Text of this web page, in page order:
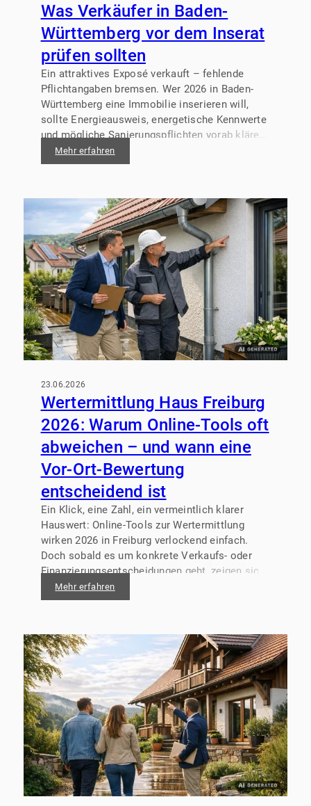
Was Verkäufer in Baden-
Württemberg vor dem Inserat
prüfen sollten
Ein attraktives Exposé verkauft – fehlende
Pflichtangaben bremsen. Wer 2026 in Baden-
Württemberg eine Immobilie inserieren will,
sollte Energieausweis, energetische Kennwerte
und mögliche Sanierungspflichten vorab klären.
So vermeiden Sie Rückfragen, Zeitverlust und
unnötige Preisverhandlungen und schaffen von
Kapitalanlegern und Investoren.
Mehr erfahren
23.06.2026
Wertermittlung Haus Freiburg
2026: Warum Online-Tools oft
abweichen – und wann eine
Vor-Ort-Bewertung
entscheidend ist
Ein Klick, eine Zahl, ein vermeintlich klarer
Hauswert: Online-Tools zur Wertermittlung
wirken 2026 in Freiburg verlockend einfach.
Doch sobald es um konkrete Verkaufs- oder
Finanzierungsentscheidungen geht, zeigen sich
oft spürbare Abweichungen – mitunter nach
oben, häufig aber auch nach unten.
Mehr erfahren